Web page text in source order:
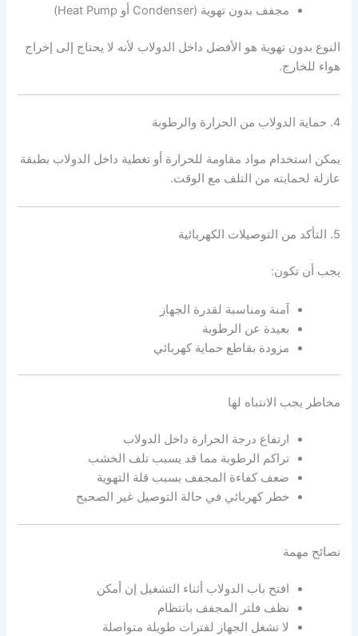
مجفف بدون تهوية (Condenser أو Heat Pump)
النوع بدون تهوية هو الأفضل داخل الدولاب لأنه لا يحتاج إلى إخراج
هواء للخارج.
4. حماية الدولاب من الحرارة والرطوبة
يمكن استخدام مواد مقاومة للحرارة أو تغطية داخل الدولاب بطبقة
عازلة لحمايته من التلف مع الوقت.
5. التأكد من التوصيلات الكهربائية
يجب أن تكون:
آمنة ومناسبة لقدرة الجهاز
بعيدة عن الرطوبة
مزودة بقاطع حماية كهربائي
مخاطر يجب الانتباه لها
ارتفاع درجة الحرارة داخل الدولاب
تراكم الرطوبة مما قد يسبب تلف الخشب
ضعف كفاءة المجفف بسبب قلة التهوية
خطر كهربائي في حالة التوصيل غير الصحيح
نصائح مهمة
افتح باب الدولاب أثناء التشغيل إن أمكن
نظف فلتر المجفف بانتظام
لا تشغل الجهاز لفترات طويلة متواصلة